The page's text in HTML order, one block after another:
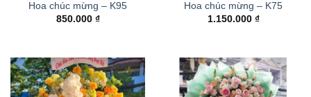
Hoa chúc mừng – K95
850.000 ₫
Hoa chúc mừng – K75
1.150.000 ₫